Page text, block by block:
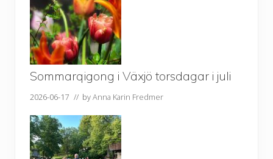
Sommarqigong i Växjö torsdagar i juli
2026-06-17 // byAnna Karin Fredmer